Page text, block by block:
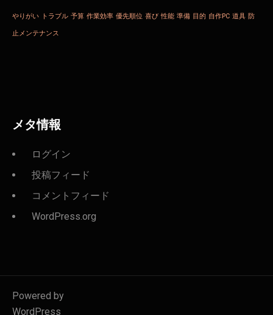
やりがい トラブル 予算 作業効率 優先順位 喜び 性能 準備 目的 自作PC 道具 防
止メンテナンス
メタ情報
ログイン
投稿フィード
コメントフィード
WordPress.org
Powered by
WordPress